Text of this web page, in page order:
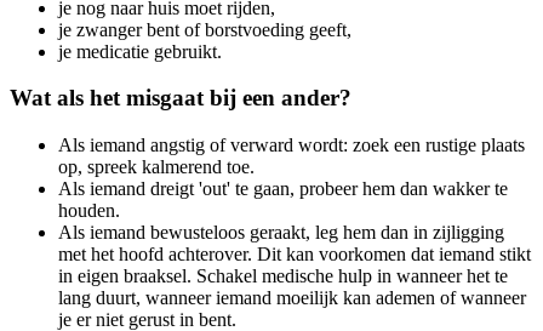
je nog naar huis moet rijden,
je zwanger bent of borstvoeding geeft,
je medicatie gebruikt.
Wat als het misgaat bij een ander?
Als iemand angstig of verward wordt: zoek een rustige plaats
op, spreek kalmerend toe.
Als iemand dreigt 'out' te gaan, probeer hem dan wakker te
houden.
Als iemand bewusteloos geraakt, leg hem dan in zijligging
met het hoofd achterover. Dit kan voorkomen dat iemand stikt
in eigen braaksel. Schakel medische hulp in wanneer het te
lang duurt, wanneer iemand moeilijk kan ademen of wanneer
je er niet gerust in bent.